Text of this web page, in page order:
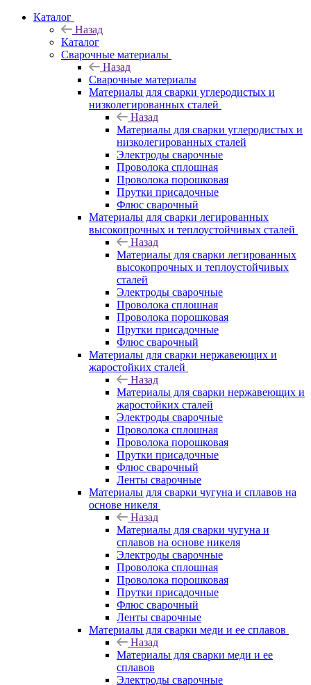
Каталог
Назад
Каталог
Сварочные материалы
Назад
Сварочные материалы
Материалы для сварки углеродистых и
низколегированных сталей
Назад
Материалы для сварки углеродистых и
низколегированных сталей
Электроды сварочные
Проволока сплошная
Проволока порошковая
Прутки присадочные
Флюс сварочный
Материалы для сварки легированных
высокопрочных и теплоустойчивых сталей
Назад
Материалы для сварки легированных
высокопрочных и теплоустойчивых
сталей
Электроды сварочные
Проволока сплошная
Проволока порошковая
Прутки присадочные
Флюс сварочный
Материалы для сварки нержавеющих и
жаростойких сталей
Назад
Материалы для сварки нержавеющих и
жаростойких сталей
Электроды сварочные
Проволока сплошная
Проволока порошковая
Прутки присадочные
Флюс сварочный
Ленты сварочные
Материалы для сварки чугуна и сплавов на
основе никеля
Назад
Материалы для сварки чугуна и
сплавов на основе никеля
Электроды сварочные
Проволока сплошная
Проволока порошковая
Прутки присадочные
Флюс сварочный
Ленты сварочные
Материалы для сварки меди и ее сплавов
Назад
Материалы для сварки меди и ее
сплавов
Электроды сварочные